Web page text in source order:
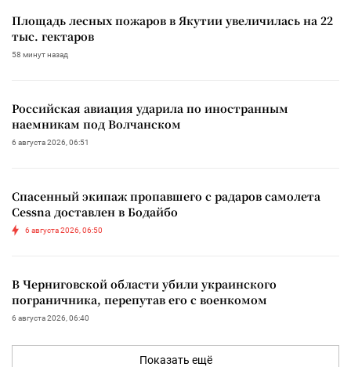
Площадь лесных пожаров в Якутии увеличилась на 22
тыс. гектаров
58 минут назад
Российская авиация ударила по иностранным
наемникам под Волчанском
6 августа 2026, 06:51
Спасенный экипаж пропавшего с радаров самолета
Cessna доставлен в Бодайбо
6 августа 2026, 06:50
В Черниговской области убили украинского
пограничника, перепутав его с военкомом
6 августа 2026, 06:40
Показать ещё